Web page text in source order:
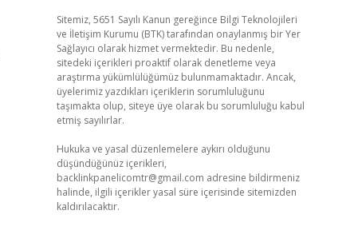
Sitemiz, 5651 Sayılı Kanun gereğince Bilgi Teknolojileri
ve İletişim Kurumu (BTK) tarafından onaylanmış bir Yer
Sağlayıcı olarak hizmet vermektedir. Bu nedenle,
sitedeki içerikleri proaktif olarak denetleme veya
araştırma yükümlülüğümüz bulunmamaktadır. Ancak,
üyelerimiz yazdıkları içeriklerin sorumluluğunu
taşımakta olup, siteye üye olarak bu sorumluluğu kabul
etmiş sayılırlar.
Hukuka ve yasal düzenlemelere aykırı olduğunu
düşündüğünüz içerikleri,
backlinkpanelicomtr@gmail.com adresine bildirmeniz
halinde, ilgili içerikler yasal süre içerisinde sitemizden
kaldırılacaktır.